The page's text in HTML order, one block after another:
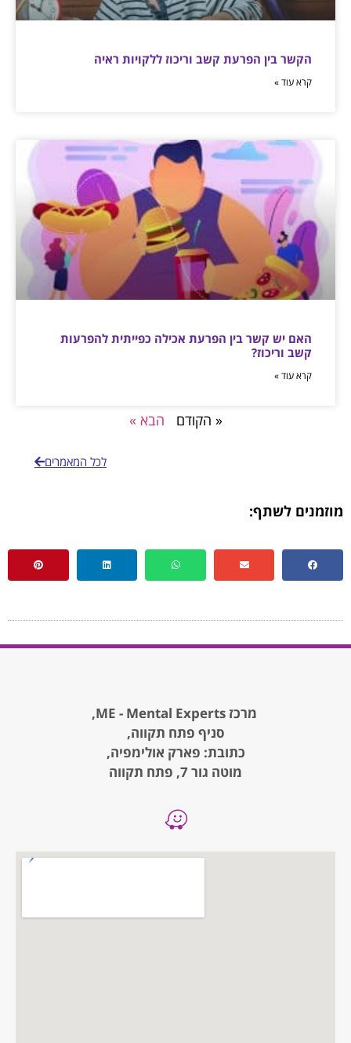
הקשר בין הפרעת קשב וריכוז ללקויות ראיה
קרא עוד »
האם יש קשר בין הפרעת אכילה כפייתית להפרעות
קשב וריכוז?
קרא עוד »
« הקודם הבא »
לכל המאמרים
מוזמנים לשתף:
מרכז ME - Mental Experts,
סניף פתח תקווה,
כתובת: פארק אולימפיה,
מוטה גור 7, פתח תקווה